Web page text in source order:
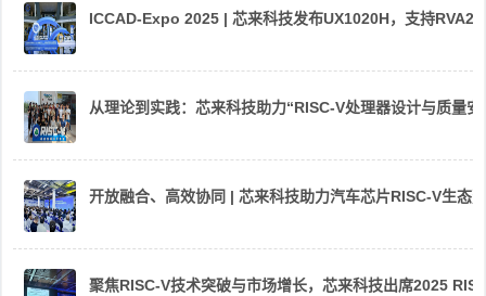
ICCAD-Expo 2025 | 芯来科技发布UX1020H，支持
从理论到实践：芯来科技助力“RISC-V处理器设计与质量
开放融合、高效协同 | 芯来科技助力汽车芯片RISC-V生态
聚焦RISC-V技术突破与市场增长，芯来科技出席2025